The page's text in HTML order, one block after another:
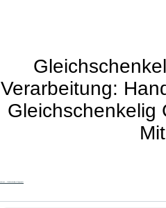
Verarbeitung:
Gleichschenkelig